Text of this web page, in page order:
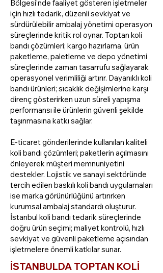
Bölgesi’nde faaliyet gösteren işletmeler
için hızlı tedarik, düzenli sevkiyat ve
sürdürülebilir ambalaj yönetimi operasyon
süreçlerinde kritik rol oynar. Toptan koli
bandı çözümleri; kargo hazırlama, ürün
paketleme, paletleme ve depo yönetimi
süreçlerinde zaman tasarrufu sağlayarak
operasyonel verimliliği artırır. Dayanıklı koli
bandı ürünleri; sıcaklık değişimlerine karşı
direnç gösterirken uzun süreli yapışma
performansı ile ürünlerin güvenli şekilde
taşınmasına katkı sağlar.
E-ticaret gönderilerinde kullanılan kaliteli
koli bandı çözümleri; paketlerin açılmasını
önleyerek müşteri memnuniyetini
destekler. Lojistik ve sanayi sektöründe
tercih edilen baskılı koli bandı uygulamaları
ise marka görünürlüğünü artırırken
kurumsal ambalaj standardı oluşturur.
İstanbul koli bandı tedarik süreçlerinde
doğru ürün seçimi; maliyet kontrolü, hızlı
sevkiyat ve güvenli paketleme açısından
işletmelere önemli katkılar sunar.
İSTANBULDA TOPTAN KOLİ